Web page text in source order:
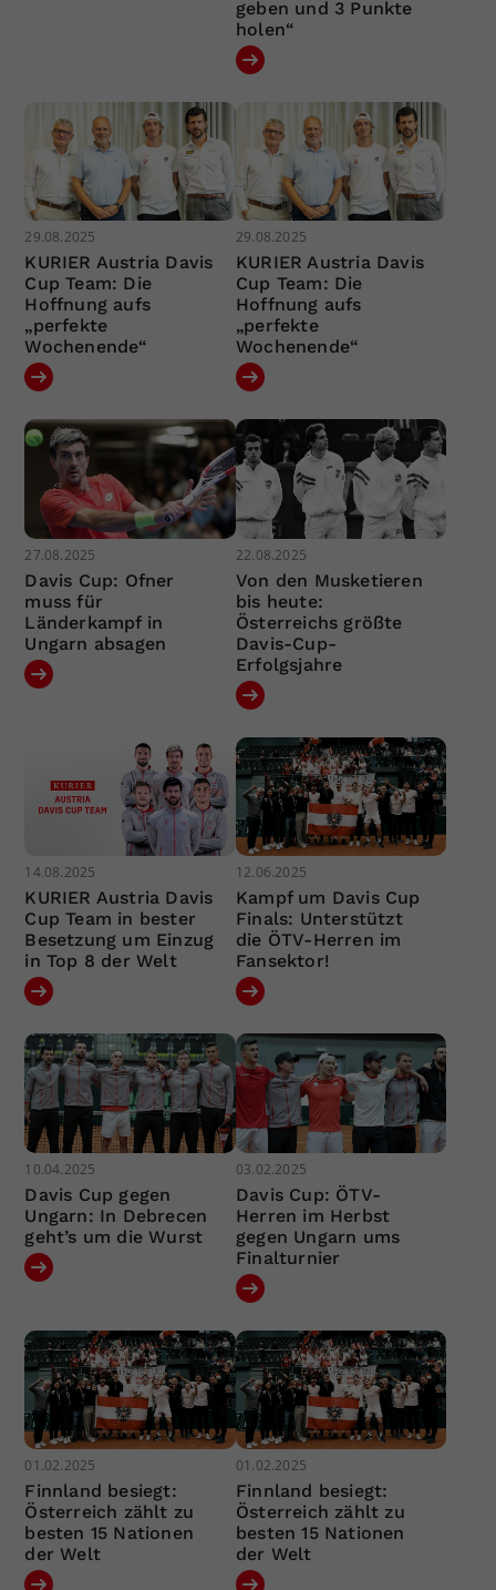
geben und 3 Punkte
holen“
29.08.2025
KURIER Austria Davis
Cup Team: Die
Hoffnung aufs
„perfekte
Wochenende“
29.08.2025
KURIER Austria Davis
Cup Team: Die
Hoffnung aufs
„perfekte
Wochenende“
27.08.2025
Davis Cup: Ofner
muss für
Länderkampf in
Ungarn absagen
22.08.2025
Von den Musketieren
bis heute:
Österreichs größte
Davis-Cup-
Erfolgsjahre
14.08.2025
KURIER Austria Davis
Cup Team in bester
Besetzung um Einzug
in Top 8 der Welt
12.06.2025
Kampf um Davis Cup
Finals: Unterstützt
die ÖTV-Herren im
Fansektor!
10.04.2025
Davis Cup gegen
Ungarn: In Debrecen
geht’s um die Wurst
03.02.2025
Davis Cup: ÖTV-
Herren im Herbst
gegen Ungarn ums
Finalturnier
01.02.2025
Finnland besiegt:
Österreich zählt zu
besten 15 Nationen
der Welt
01.02.2025
Finnland besiegt:
Österreich zählt zu
besten 15 Nationen
der Welt